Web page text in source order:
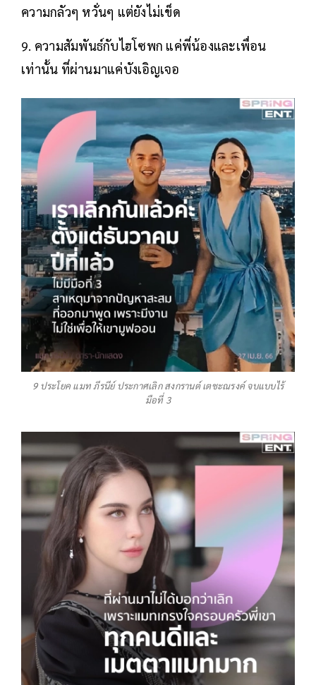
ความกลัวๆ หวั่นๆ แต่ยังไม่เข็ด
9. ความสัมพันธ์กับไฮโซพก แค่พี่น้องและเพื่อน
เท่านั้น ที่ผ่านมาแค่บังเอิญเจอ
9 ประโยค แมท ภีรนีย์ ประกาศเลิก สงกรานต์ เตชะณรงค์ จบแบบไร้
มือที่ 3